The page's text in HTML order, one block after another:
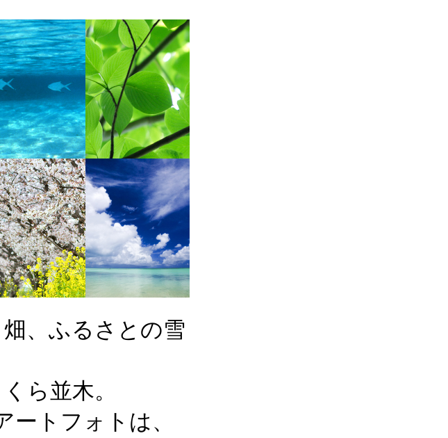
、ふるさとの雪
ら並木。
ートフォトは、